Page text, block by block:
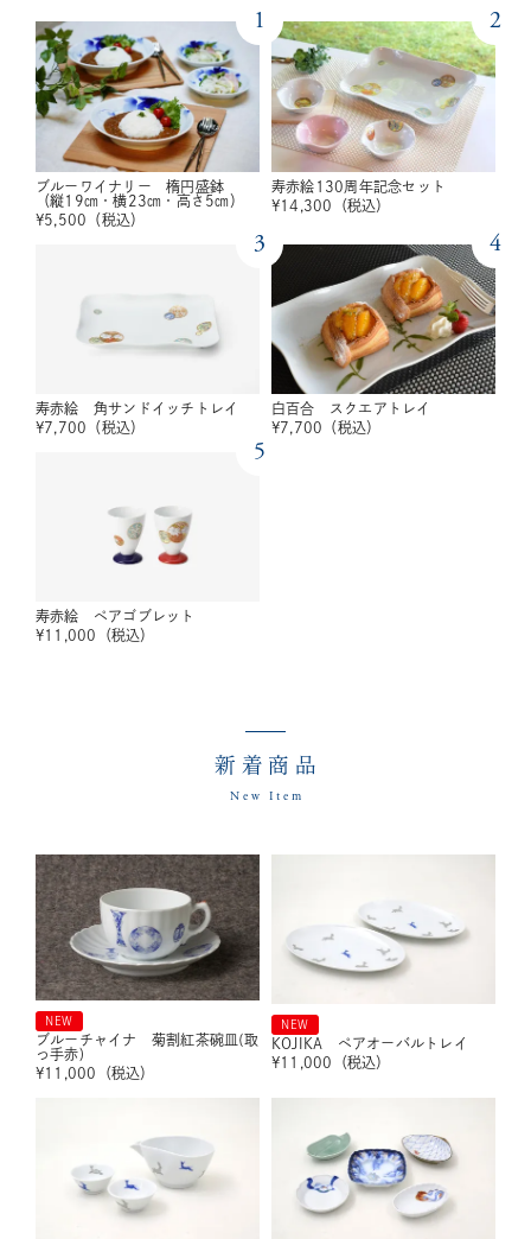
1
ブルーワイナリー 楕円盛鉢
（縦19㎝・横23㎝・高さ5㎝）
¥5,500 （税込）
2
寿赤絵130周年記念セット
¥14,300 （税込）
3
寿赤絵 角サンドイッチトレイ
¥7,700 （税込）
4
白百合 スクエアトレイ
¥7,700 （税込）
5
寿赤絵 ペアゴブレット
¥11,000 （税込）
新着商品
New Item
NEW
ブルーチャイナ 菊割紅茶碗皿(取
っ手赤)
¥11,000 （税込）
NEW
KOJIKA ペアオーバルトレイ
¥11,000 （税込）